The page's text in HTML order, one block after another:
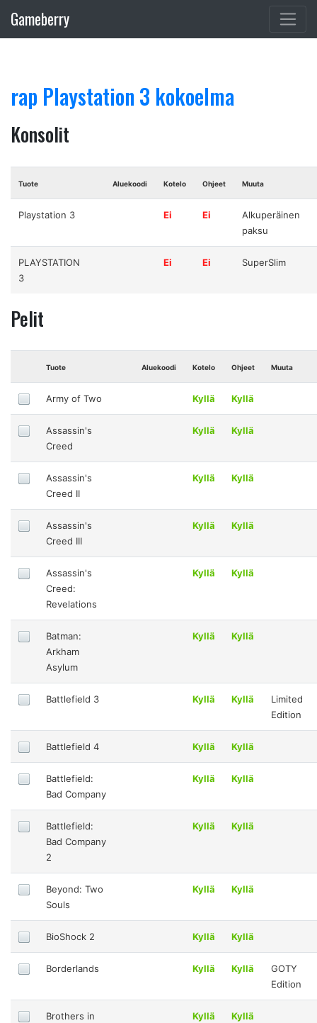
Gameberry
rap Playstation 3 kokoelma
Konsolit
Tuote Aluekoodi Kotelo Ohjeet Muuta
Playstation 3 Ei Ei
Alkuperäinen
paksu
PLAYSTATION
3
Ei Ei SuperSlim
Pelit
Tuote Aluekoodi Kotelo Ohjeet Muuta
Army of Two Kyllä Kyllä
Assassin's
Creed
Kyllä Kyllä
Assassin's
Creed II
Kyllä Kyllä
Assassin's
Creed III
Kyllä Kyllä
Assassin's
Creed:
Revelations
Kyllä Kyllä
Batman:
Arkham
Asylum
Kyllä Kyllä
Battlefield 3 Kyllä Kyllä
Limited
Edition
Battlefield 4 Kyllä Kyllä
Battlefield:
Bad Company
Kyllä Kyllä
Battlefield:
Bad Company
2
Kyllä Kyllä
Beyond: Two
Souls
Kyllä Kyllä
BioShock 2 Kyllä Kyllä
Borderlands Kyllä Kyllä
GOTY
Edition
Brothers in
Kyllä Kyllä